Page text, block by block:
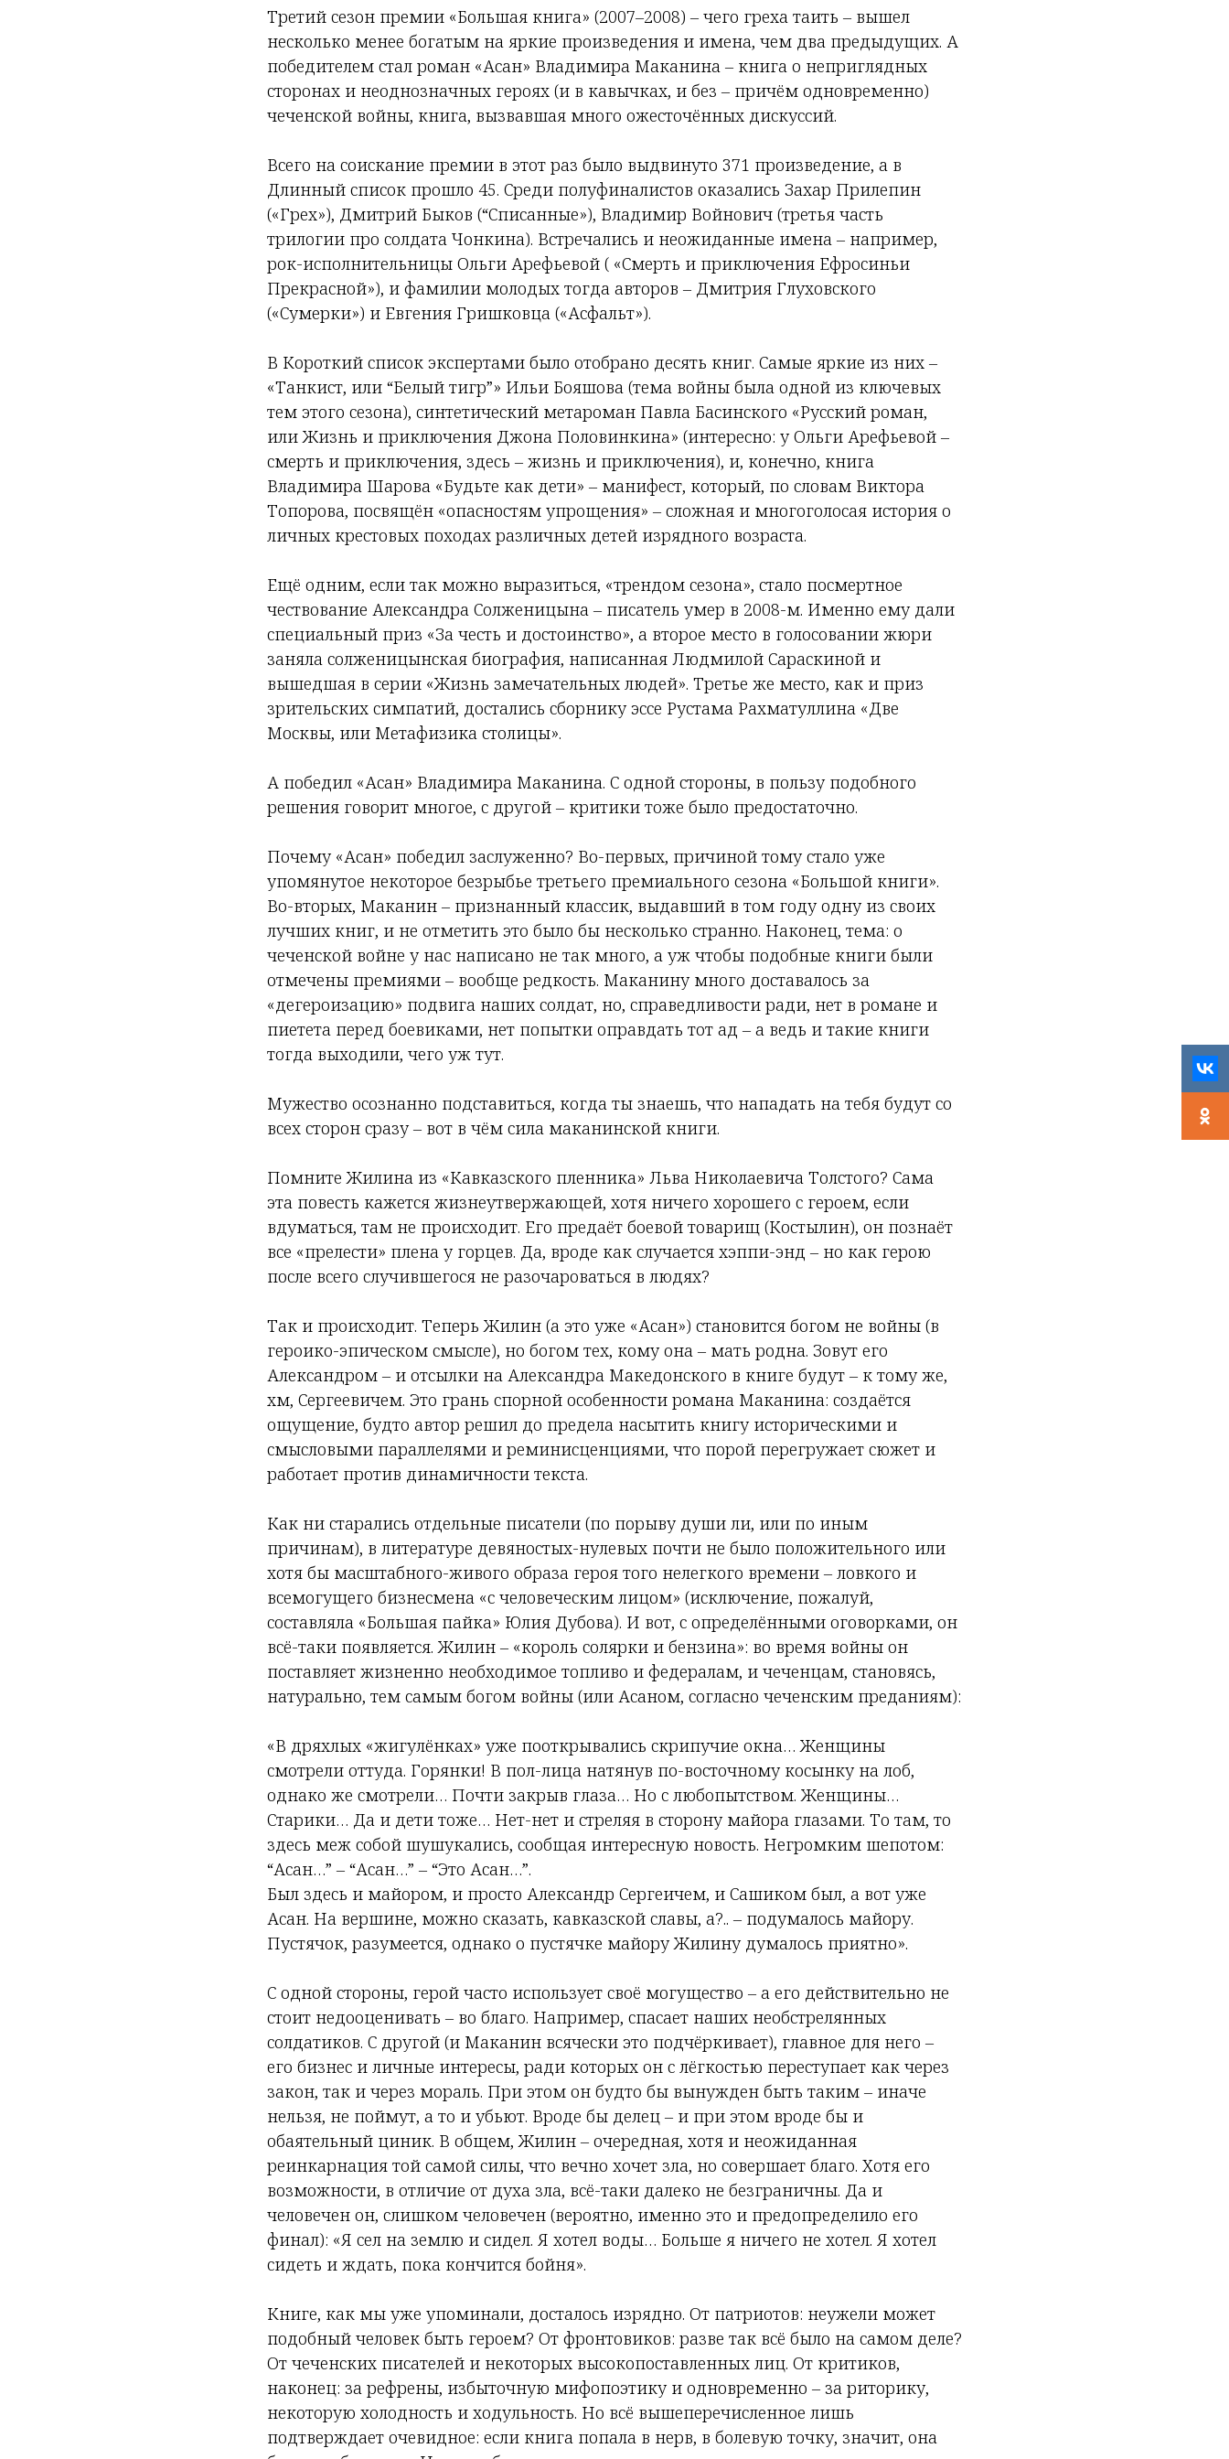
Третий сезон премии «Большая книга» (2007–2008) – чего греха таить – вышел
несколько менее богатым на яркие произведения и имена, чем два предыдущих. А
победителем стал роман «Асан» Владимира Маканина – книга о неприглядных
сторонах и неоднозначных героях (и в кавычках, и без – причём одновременно)
чеченской войны, книга, вызвавшая много ожесточённых дискуссий.
Всего на соискание премии в этот раз было выдвинуто 371 произведение, а в
Длинный список прошло 45. Среди полуфиналистов оказались Захар Прилепин
(«Грех»), Дмитрий Быков (“Списанные»), Владимир Войнович (третья часть
трилогии про солдата Чонкина). Встречались и неожиданные имена – например,
рок-исполнительницы Ольги Арефьевой ( «Смерть и приключения Ефросиньи
Прекрасной»), и фамилии молодых тогда авторов – Дмитрия Глуховского
(«Сумерки») и Евгения Гришковца («Асфальт»).
В Короткий список экспертами было отобрано десять книг. Самые яркие из них –
«Танкист, или “Белый тигр”» Ильи Бояшова (тема войны была одной из ключевых
тем этого сезона), синтетический метароман Павла Басинского «Русский роман,
или Жизнь и приключения Джона Половинкина» (интересно: у Ольги Арефьевой –
смерть и приключения, здесь – жизнь и приключения), и, конечно, книга
Владимира Шарова «Будьте как дети» – манифест, который, по словам Виктора
Топорова, посвящён «опасностям упрощения» – сложная и многоголосая история о
личных крестовых походах различных детей изрядного возраста.
Ещё одним, если так можно выразиться, «трендом сезона», стало посмертное
чествование Александра Солженицына – писатель умер в 2008-м. Именно ему дали
специальный приз «За честь и достоинство», а второе место в голосовании жюри
заняла солженицынская биография, написанная Людмилой Сараскиной и
вышедшая в серии «Жизнь замечательных людей». Третье же место, как и приз
зрительских симпатий, достались сборнику эссе Рустама Рахматуллина «Две
Москвы, или Метафизика столицы».
А победил «Асан» Владимира Маканина. С одной стороны, в пользу подобного
решения говорит многое, с другой – критики тоже было предостаточно.
Почему «Асан» победил заслуженно? Во-первых, причиной тому стало уже
упомянутое некоторое безрыбье третьего премиального сезона «Большой книги».
Во-вторых, Маканин – признанный классик, выдавший в том году одну из своих
лучших книг, и не отметить это было бы несколько странно. Наконец, тема: о
чеченской войне у нас написано не так много, а уж чтобы подобные книги были
отмечены премиями – вообще редкость. Маканину много доставалось за
«дегероизацию» подвига наших солдат, но, справедливости ради, нет в романе и
пиетета перед боевиками, нет попытки оправдать тот ад – а ведь и такие книги
тогда выходили, чего уж тут.
Мужество осознанно подставиться, когда ты знаешь, что нападать на тебя будут со
всех сторон сразу – вот в чём сила маканинской книги.
Помните Жилина из «Кавказского пленника» Льва Николаевича Толстого? Сама
эта повесть кажется жизнеутвержающей, хотя ничего хорошего с героем, если
вдуматься, там не происходит. Его предаёт боевой товарищ (Костылин), он познаёт
все «прелести» плена у горцев. Да, вроде как случается хэппи-энд – но как герою
после всего случившегося не разочароваться в людях?
Так и происходит. Теперь Жилин (а это уже «Асан») становится богом не войны (в
героико-эпическом смысле), но богом тех, кому она – мать родна. Зовут его
Александром – и отсылки на Александра Македонского в книге будут – к тому же,
хм, Сергеевичем. Это грань спорной особенности романа Маканина: создаётся
ощущение, будто автор решил до предела насытить книгу историческими и
смысловыми параллелями и реминисценциями, что порой перегружает сюжет и
работает против динамичности текста.
Как ни старались отдельные писатели (по порыву души ли, или по иным
причинам), в литературе девяностых-нулевых почти не было положительного или
хотя бы масштабного-живого образа героя того нелегкого времени – ловкого и
всемогущего бизнесмена «с человеческим лицом» (исключение, пожалуй,
составляла «Большая пайка» Юлия Дубова). И вот, с определёнными оговорками, он
всё-таки появляется. Жилин – «король солярки и бензина»: во время войны он
поставляет жизненно необходимое топливо и федералам, и чеченцам, становясь,
натурально, тем самым богом войны (или Асаном, согласно чеченским преданиям):
«В дряхлых «жигулёнках» уже пооткрывались скрипучие окна… Женщины
смотрели оттуда. Горянки! В пол-лица натянув по-восточному косынку на лоб,
однако же смотрели… Почти закрыв глаза… Но с любопытством. Женщины…
Старики… Да и дети тоже… Нет-нет и стреляя в сторону майора глазами. То там, то
здесь меж собой шушукались, сообщая интересную новость. Негромким шепотом:
“Асан…” – “Асан…” – “Это Асан…”.
Был здесь и майором, и просто Александр Сергеичем, и Сашиком был, а вот уже
Асан. На вершине, можно сказать, кавказской славы, а?.. – подумалось майору.
Пустячок, разумеется, однако о пустячке майору Жилину думалось приятно».
С одной стороны, герой часто использует своё могущество – а его действительно не
стоит недооценивать – во благо. Например, спасает наших необстрелянных
солдатиков. С другой (и Маканин всячески это подчёркивает), главное для него –
его бизнес и личные интересы, ради которых он с лёгкостью переступает как через
закон, так и через мораль. При этом он будто бы вынужден быть таким – иначе
нельзя, не поймут, а то и убьют. Вроде бы делец – и при этом вроде бы и
обаятельный циник. В общем, Жилин – очередная, хотя и неожиданная
реинкарнация той самой силы, что вечно хочет зла, но совершает благо. Хотя его
возможности, в отличие от духа зла, всё-таки далеко не безграничны. Да и
человечен он, слишком человечен (вероятно, именно это и предопределило его
финал): «Я сел на землю и сидел. Я хотел воды… Больше я ничего не хотел. Я хотел
сидеть и ждать, пока кончится бойня».
Книге, как мы уже упоминали, досталось изрядно. От патриотов: неужели может
подобный человек быть героем? От фронтовиков: разве так всё было на самом деле?
От чеченских писателей и некоторых высокопоставленных лиц. От критиков,
наконец: за рефрены, избыточную мифопоэтику и одновременно – за риторику,
некоторую холодность и ходульность. Но всё вышеперечисленное лишь
подтверждает очевидное: если книга попала в нерв, в болевую точку, значит, она